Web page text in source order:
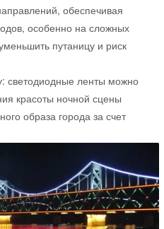
обеспечивая
особенно на сложных
путаницу и риск
светодиодные ленты можно
красоты ночной сцены
образа города за счет